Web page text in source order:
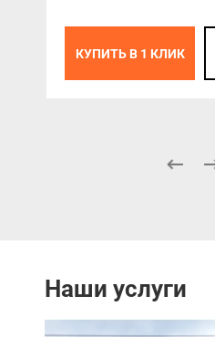
КУПИТЬ В 1 КЛИК
Наши услуги